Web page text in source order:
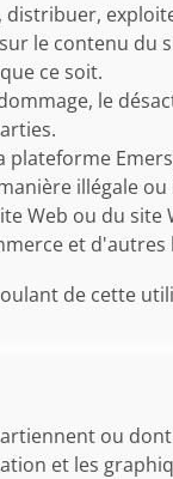
distribuer,
le contenu du
ce soit.
le
plateforme
illégale
Web ou du
et d'autres
de cette
ou
et les